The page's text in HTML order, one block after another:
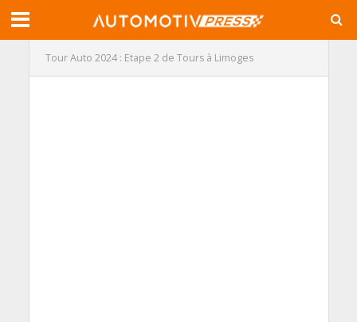
Tour Auto 2024 : Etape 2 de Tours à Limoges